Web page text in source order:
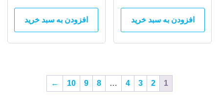
افزودن به سبد خرید افزودن به سبد خرید
1
2
3
4
…
8
9
10
←